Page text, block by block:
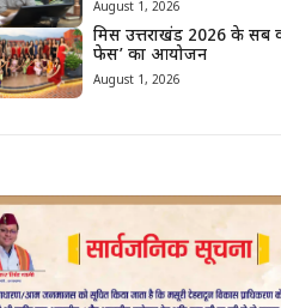
August 1, 2026
मिस उत्तराखंड 2026 के सब
फेस’ का आयोजन
August 1, 2026